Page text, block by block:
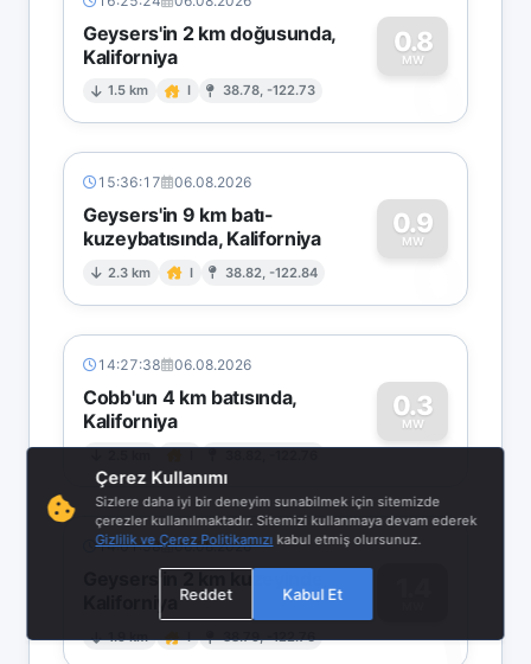
Geysers'in 2 km doğusunda,
Kaliforniya
1.5 km I 38.78, -122.73
0.8
MW
0
15:36:17 06.08.2026
Geysers'in 9 km batı-
kuzeybatısında, Kaliforniya
2.3 km I 38.82, -122.84
0.9
MW
0
14:27:38 06.08.2026
Cobb'un 4 km batısında,
Kaliforniya
0.3
MW
0
14:01:58 06.08.2026
1.9 km I 38.79, -122.76 1
Çerez Kullanımı
Sizlere daha iyi bir deneyim sunabilmek için sitemizde
çerezler kullanılmaktadır. Sitemizi kullanmaya devam ederek
Gizlilik ve Çerez Politikamızı kabul etmiş olursunuz.
Reddet Kabul Et